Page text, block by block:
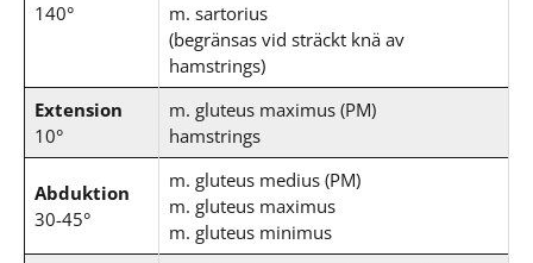
140°
m. sartorius
(begränsas vid sträckt knä av
hamstrings)
Extension
10°
m. gluteus maximus (PM)
hamstrings
Abduktion
30-45°
m. gluteus medius (PM)
m. gluteus maximus
m. gluteus minimus